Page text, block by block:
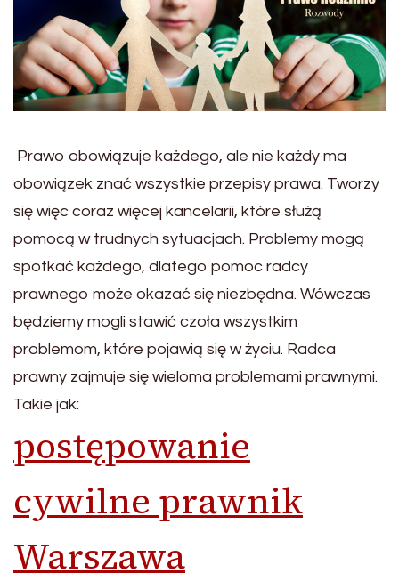
Prawo obowiązuje każdego, ale nie każdy ma
obowiązek znać wszystkie przepisy prawa. Tworzy
się więc coraz więcej kancelarii, które służą
pomocą w trudnych sytuacjach. Problemy mogą
spotkać każdego, dlatego pomoc radcy
prawnego może okazać się niezbędna. Wówczas
będziemy mogli stawić czoła wszystkim
problemom, które pojawią się w życiu. Radca
prawny zajmuje się wieloma problemami prawnymi.
Takie jak:
postępowanie
cywilne prawnik
Warszawa